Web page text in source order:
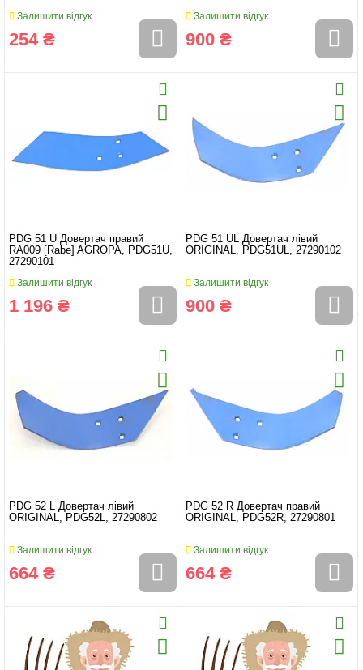
Залишити відгук
254 ₴
Залишити відгук
900 ₴
PDG 51 U Довертач правий
RA009 [Rabe] AGROPA, PDG51U,
27290101
Залишити відгук
1 196 ₴
PDG 51 UL Довертач лівий
ORIGINAL, PDG51UL, 27290102
Залишити відгук
900 ₴
PDG 52 L Довертач лівий
ORIGINAL, PDG52L, 27290802
Залишити відгук
664 ₴
PDG 52 R Довертач правий
ORIGINAL, PDG52R, 27290801
Залишити відгук
664 ₴